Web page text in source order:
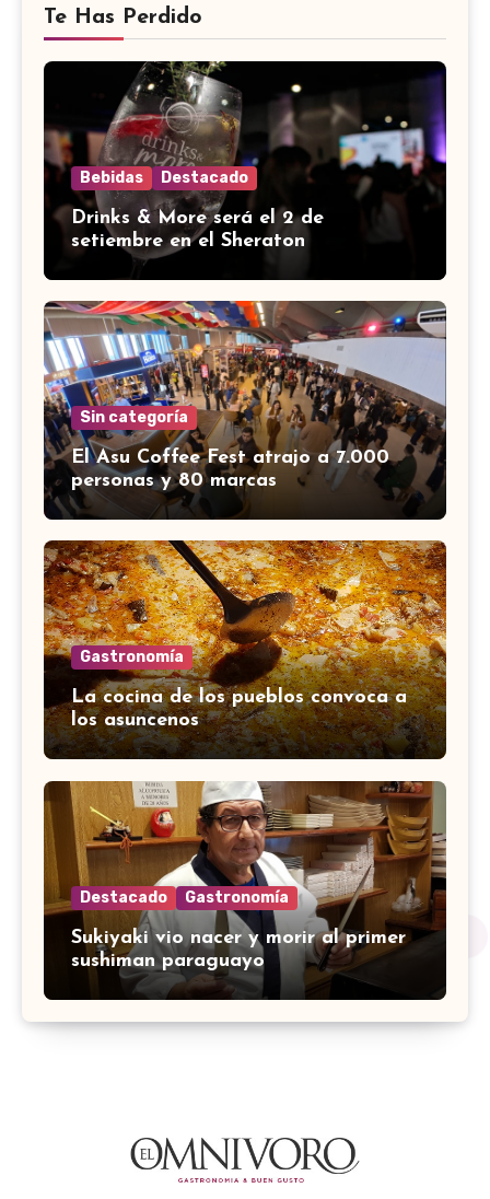
Te Has Perdido
Bebidas Destacado
Drinks & More será el 2 de
setiembre en el Sheraton
Sin categoría
El Asu Coffee Fest atrajo a 7.000
personas y 80 marcas
Gastronomía
La cocina de los pueblos convoca a
los asuncenos
Destacado Gastronomía
Sukiyaki vio nacer y morir al primer
sushiman paraguayo